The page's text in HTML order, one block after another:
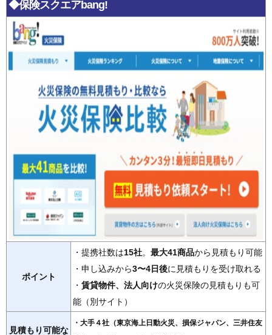
◆保険スクエアbang!
ポイント
・提携社数は15社。 最大41商品から見積もり可能
・申し込みから3〜4日後に見積もりを受け取れる
・ 賃貸物件、法人向けの火災保険の見積もりも可
能（別サイト）
見積もり可能な
・大手４社（東京海上日動火災、損保ジャパン、三井住友